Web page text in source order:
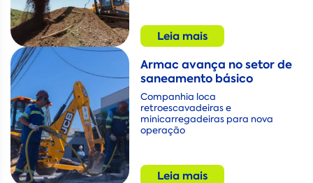
Leia mais
Armac avança no setor de
saneamento básico
Companhia loca
retroescavadeiras e
minicarregadeiras para nova
operação
Leia mais